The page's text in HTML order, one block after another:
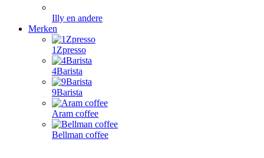
Illy en andere
Merken
1Zpresso
4Barista
9Barista
Aram coffee
Bellman coffee